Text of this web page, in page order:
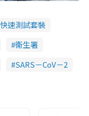
快速測試套裝
衞生署
SARS－CoV－2